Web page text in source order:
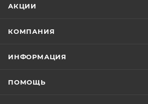
АКЦИИ
КОМПАНИЯ
ИНФОРМАЦИЯ
ПОМОЩЬ